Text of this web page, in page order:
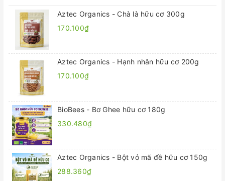
Aztec Organics - Chà là hữu cơ 300g
170.100₫
Aztec Organics - Hạnh nhân hữu cơ 200g
170.100₫
BioBees - Bơ Ghee hữu cơ 180g
330.480₫
Aztec Organics - Bột vỏ mã đề hữu cơ 150g
288.360₫